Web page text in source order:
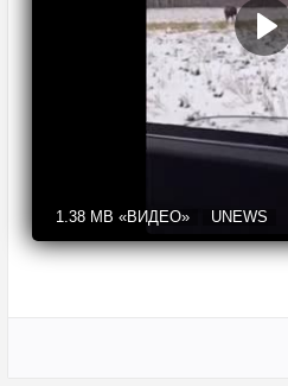
1.38 MB «ВИДЕО» UNEWS